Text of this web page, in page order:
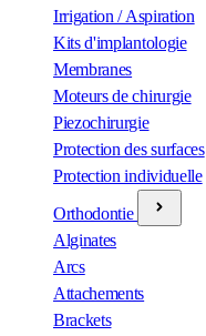
Irrigation / Aspiration
Kits d'implantologie
Membranes
Moteurs de chirurgie
Piezochirurgie
Protection des surfaces
Protection individuelle
Orthodontie
Alginates
Arcs
Attachements
Brackets